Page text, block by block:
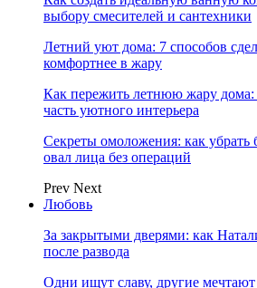
выбору смесителей и сантехники
Летний уют дома: 7 способов
комфортнее в жару
Как пережить летнюю жару дома:
часть уютного интерьера
Секреты омоложения: как убрать
овал лица без операций
Prev Next
Любовь
За закрытыми дверями: как
после развода
Одни ищут славу, другие